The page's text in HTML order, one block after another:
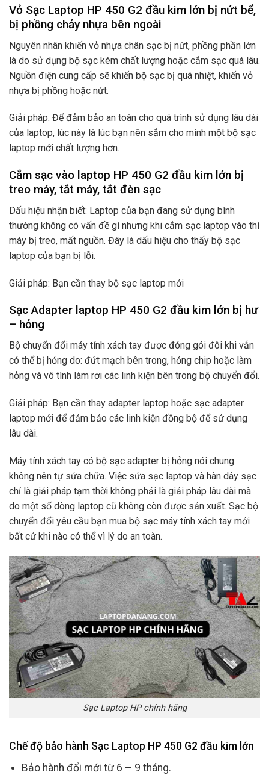
Vỏ Sạc Laptop HP 450 G2 đầu kim lớn bị nứt bể,
bị phồng chảy nhựa bên ngoài
Nguyên nhân khiến vỏ nhựa chân sạc bị nứt, phồng phần lớn
là do sử dụng bộ sạc kém chất lượng hoặc cắm sạc quá lâu.
Nguồn điện cung cấp sẽ khiến bộ sạc bị quá nhiệt, khiến vỏ
nhựa bị phồng hoặc nứt.
Giải pháp: Để đảm bảo an toàn cho quá trình sử dụng lâu dài
của laptop, lúc này là lúc bạn nên sắm cho mình một bộ sạc
laptop mới chất lượng hơn.
Cắm sạc vào laptop HP 450 G2 đầu kim lớn bị
treo máy, tắt máy, tắt đèn sạc
Dấu hiệu nhận biết: Laptop của bạn đang sử dụng bình
thường không có vấn đề gì nhưng khi cắm sạc laptop vào thì
máy bị treo, mất nguồn. Đây là dấu hiệu cho thấy bộ sạc
laptop của bạn bị lỗi.
Giải pháp: Bạn cần thay bộ sạc laptop mới
Sạc Adapter laptop HP 450 G2 đầu kim lớn bị hư
– hỏng
Bộ chuyển đổi máy tính xách tay được đóng gói đôi khi vẫn
có thể bị hỏng do: đứt mạch bên trong, hỏng chip hoặc làm
hỏng và vô tình làm rơi các linh kiện bên trong bộ chuyển đổi.
Giải pháp: Bạn cần thay adapter laptop hoặc sạc adapter
laptop mới để đảm bảo các linh kiện đồng bộ để sử dụng
lâu dài.
Máy tính xách tay có bộ sạc adapter bị hỏng nói chung
không nên tự sửa chữa. Việc sửa sạc laptop và hàn dây sạc
chỉ là giải pháp tạm thời không phải là giải pháp lâu dài mà
do một số dòng laptop cũ không còn được sản xuất. Sạc bộ
chuyển đổi yêu cầu bạn mua bộ sạc máy tính xách tay mới
bất cứ khi nào có thể vì lý do an toàn.
Sạc Laptop HP chính hãng
Chế độ bảo hành Sạc Laptop HP 450 G2 đầu kim lớn
Bảo hành đổi mới từ 6 – 9 tháng.